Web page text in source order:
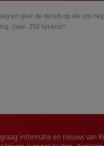
en geef de details op die ons
(max. 250 tekens)*
graag informatie en nieuws van